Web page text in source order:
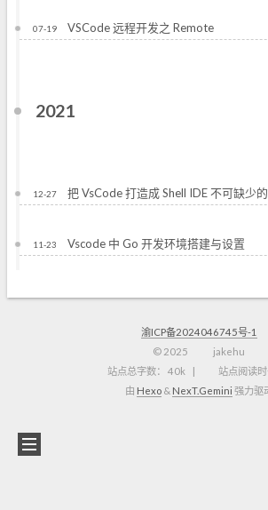
07-19 VSCode 远程开发之 Remote
2021
12-27 把 VsCode 打造成 Shell IDE 不可缺少
11-23 Vscode 中 Go 开发环境搭建与设置
渝ICP备2024046745号-1
© 2025
jakehu
站点总字数：
40k 站点阅读
由 Hexo& NexT.Gemini 强力驱